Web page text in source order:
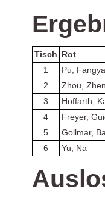
Tisch
Rot
1
Pu,
2
Zhou,
3
Hoffarth,
4
Freyer,
5
Gollmar,
6
Yu, Na